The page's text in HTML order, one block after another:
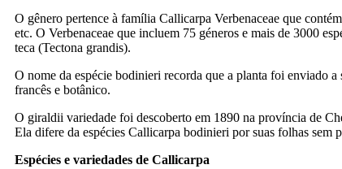
O gênero pertence à família Callicarpa Verbenaceae que
etc. O Verbenaceae que incluem 75 géneros e mais de 3000
teca (Tectona grandis).
O nome da espécie bodinieri recorda que a planta foi enviado
francês e botânico.
O giraldii variedade foi descoberto em 1890 na província de
Ela difere da espécies Callicarpa bodinieri por suas folhas sem
Espécies e variedades de Callicarpa